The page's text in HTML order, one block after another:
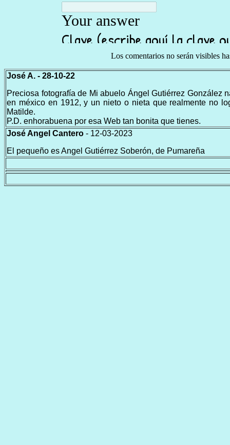
Los comentarios no serán visibles
José A. - 28-10-22
Preciosa fotografía de Mi abuelo Ángel Gutiérrez
en méxico en 1912, y un nieto o nieta que realmente no
Matilde.
P.D. enhorabuena por esa Web tan bonita que tienes.
José Angel Cantero - 12-03-2023
El pequeño es Angel Gutiérrez Soberón, de Pumareña